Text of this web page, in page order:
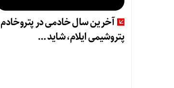
آخرین سال خادمی در پتروخادم
پتروشیمی ایلام، شاید …